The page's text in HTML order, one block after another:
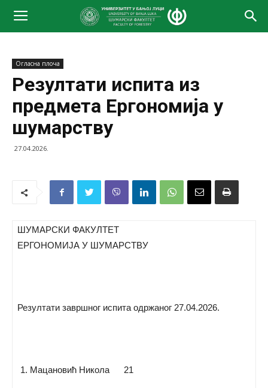
Огласна плоча
Резултати испита из
предмета Ергономија у
шумарству
27.04.2026.
ШУМАРСКИ ФАКУЛТЕТ
ЕРГОНОМИЈА У ШУМАРСТВУ
Резултати завршног испита одржаног 27.04.2026.
Мацановић Никола 21